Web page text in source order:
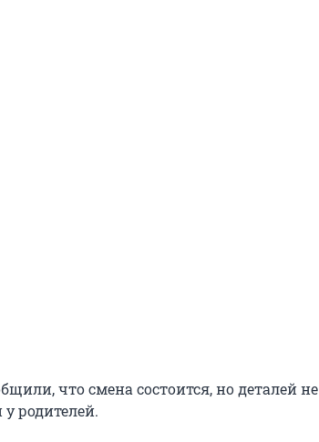
что смена состоится, но деталей не
родителей.